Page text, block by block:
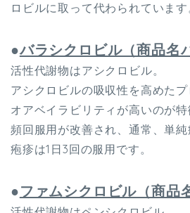
ロビルに取って代わられています
●バラシクロビル（商品名
活性代謝物はアシクロビル。
アシクロビルの吸収性を高めた
オアベイラビリティが高いのが特
頻回服用が改善され、通常、単
疱疹は1日3回の服用です。
●ファムシクロビル（商品